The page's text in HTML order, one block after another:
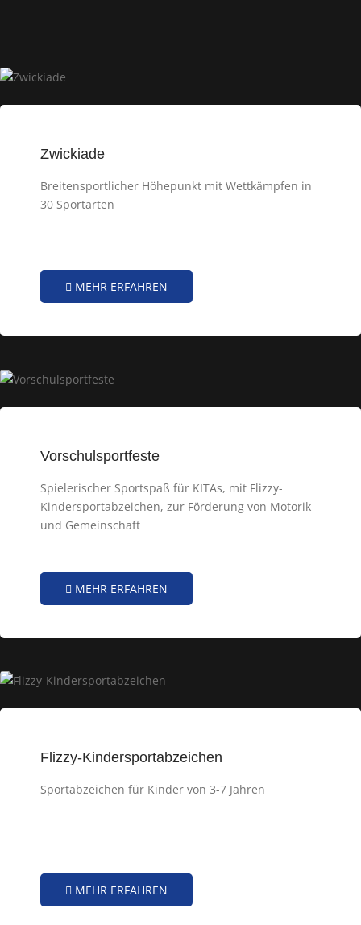
Zwickiade
Breitensportlicher Höhepunkt mit Wettkämpfen in
30 Sportarten
MEHR ERFAHREN
Vorschulsportfeste
Spielerischer Sportspaß für KITAs, mit Flizzy-
Kindersportabzeichen, zur Förderung von Motorik
und Gemeinschaft
MEHR ERFAHREN
Flizzy-Kindersportabzeichen
Sportabzeichen für Kinder von 3-7 Jahren
MEHR ERFAHREN